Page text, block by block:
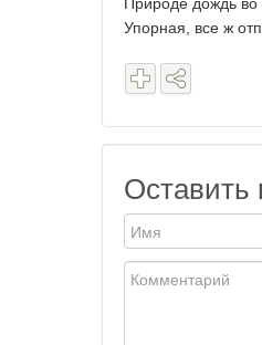
Упорная, все ж
Оставить